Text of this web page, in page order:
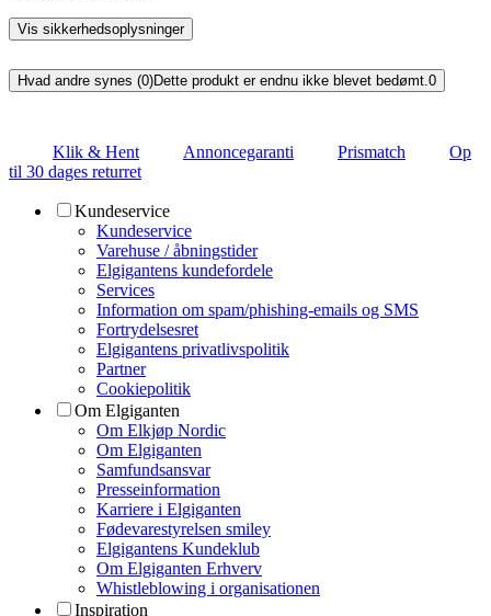
Vis sikkerhedsoplysninger
Hvad andre synes (0)Dette produkt er endnu ikke blevet bedømt. 0
Klik & Hent Annoncegaranti Prismatch
Op
til 30 dages returret
Kundeservice
Kundeservice
Varehuse / åbningstider
Elgigantens kundefordele
Services
Information om spam/phishing-emails og SMS
Fortrydelsesret
Elgigantens privatlivspolitik
Partner
Cookiepolitik
Om Elgiganten
Om Elkjøp Nordic
Om Elgiganten
Samfundsansvar
Presseinformation
Karriere i Elgiganten
Fødevarestyrelsen smiley
Elgigantens Kundeklub
Om Elgiganten Erhverv
Whistleblowing i organisationen
Inspiration